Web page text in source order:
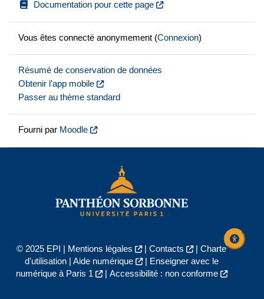
Documentation pour cette page
Vous êtes connecté anonymement (Connexion)
Résumé de conservation de données
Obtenir l’app mobile
Passer au thème standard
Fourni par Moodle
© 2025 EPI | Mentions légales | Contacts | Charte
d'utilisation| Aide numérique |
Enseigner avec le
numérique à Paris 1
| Accessibilité : non conforme